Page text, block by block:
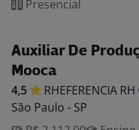
Presencial
Auxiliar De
Mooca
4,5 RHEFERENCIA RH
São Paulo - SP